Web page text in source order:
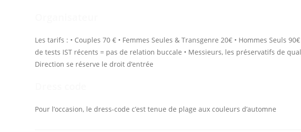
Les tarifs : • Couples 70 € • Femmes Seules & Transgenre 20€ • Hommes Seuls
de tests IST récents = pas de relation buccale • Messieurs, les préservatifs de
Direction se réserve le droit d’entrée
Pour l’occasion, le dress-code c’est tenue de plage aux couleurs d’automne